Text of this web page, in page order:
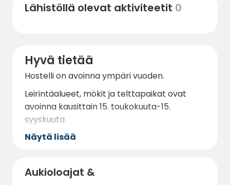
Lähistöllä olevat aktiviteetit 0
Hyvä tietää
Hostelli on avoinna ympäri vuoden.
Leirintäalueet, mökit ja telttapaikat ovat
avoinna kausittain 15. toukokuuta-15.
syyskuuta.
Näytä lisää
Aukioloajat &